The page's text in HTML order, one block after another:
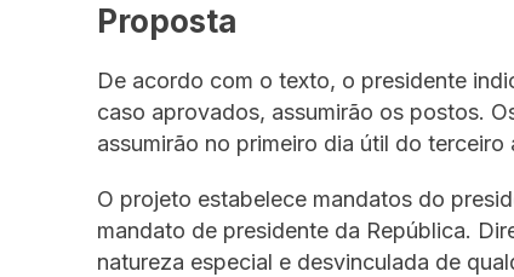
Proposta
De acordo com o texto, o presidente
caso aprovados, assumirão os postos.
assumirão no primeiro dia útil do
O projeto estabelece mandatos do
mandato de presidente da República.
natureza especial e desvinculada de